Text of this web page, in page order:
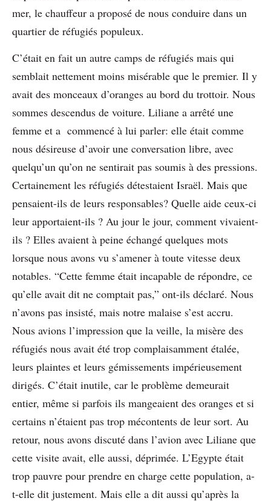
mer, le chauffeur a proposé de nous conduire dans un
quartier de réfugiés populeux.
C’était en fait un autre camps de réfugiés mais qui
semblait nettement moins misérable que le premier. Il y
avait des monceaux d’oranges au bord du trottoir. Nous
sommes descendus de voiture. Liliane a arrêté une
femme et a commencé à lui parler: elle était comme
nous désireuse d’avoir une conversation libre, avec
quelqu’un qu’on ne sentirait pas soumis à des pressions.
Certainement les réfugiés détestaient Israël. Mais que
pensaient-ils de leurs responsables? Quelle aide ceux-ci
leur apportaient-ils ? Au jour le jour, comment vivaient-
ils ? Elles avaient à peine échangé quelques mots
lorsque nous avons vu s’amener à toute vitesse deux
notables. “Cette femme était incapable de répondre, ce
qu’elle avait dit ne comptait pas,” ont-ils déclaré. Nous
n’avons pas insisté, mais notre malaise s’est accru.
Nous avions l’impression que la veille, la misère des
réfugiés nous avait été trop complaisamment étalée,
leurs plaintes et leurs gémissements impérieusement
dirigés. C’était inutile, car le problème demeurait
entier, même si parfois ils mangeaient des oranges et si
certains n’étaient pas trop mécontents de leur sort. Au
retour, nous avons discuté dans l’avion avec Liliane que
cette visite avait, elle aussi, déprimée. L’Egypte était
trop pauvre pour prendre en charge cette population, a-
t-elle dit justement. Mais elle a dit aussi qu’après la